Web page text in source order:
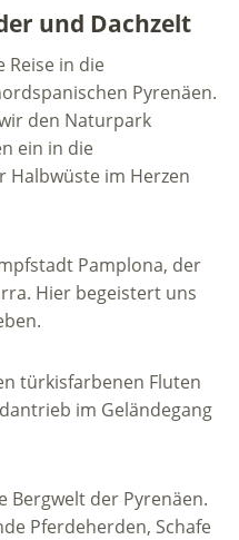
und Dachzelt
Reise in die
Pyrenäen.
den Naturpark
ein in die
Halbwüste im Herzen
Pamplona, der
Hier begeistert uns
türkisfarbenen Fluten
im Geländegang
Bergwelt der Pyrenäen.
Pferdeherden, Schafe